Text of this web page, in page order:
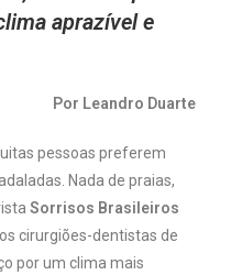
aprazível e
Por Leandro Duarte
pessoas preferem
Nada de praias,
Sorrisos Brasileiros
cirurgiões-dentistas de
por um clima mais